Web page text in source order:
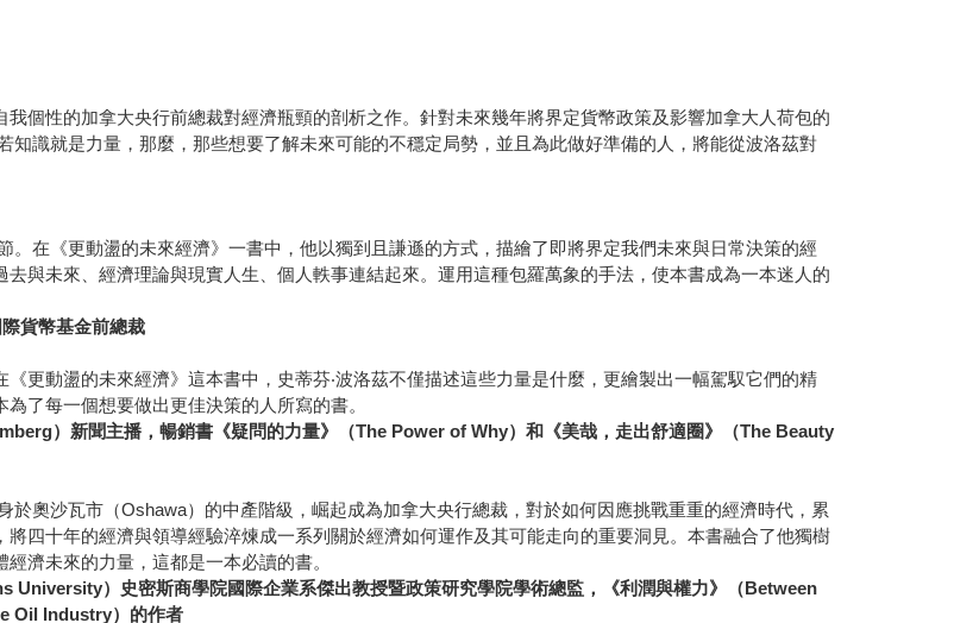
個性的加拿大央行前總裁對經濟瓶頸的剖析之作。針對未來幾年將界定貨幣政策及影響加拿大人荷包的
知識就是力量，那麼，那些想要了解未來可能的不穩定局勢，並且為此做好準備的人，將能從波洛茲對
。在《更動盪的未來經濟》一書中，他以獨到且謙遜的方式，描繪了即將界定我們未來與日常決策的經
與未來、經濟理論與現實人生、個人軼事連結起來。運用這種包羅萬象的手法，使本書成為一本迷人的
貨幣基金前總裁
更動盪的未來經濟》這本書中，史蒂芬‧波洛茲不僅描述這些力量是什麼，更繪製出一幅駕馭它們的精
了每一個想要做出更佳決策的人所寫的書。
）新聞主播，暢銷書《疑問的力量》（The Power of Why）和《美哉，走出舒適圈》（The Beauty
於奧沙瓦市（Oshawa）的中產階級，崛起成為加拿大央行總裁，對於如何因應挑戰重重的經濟時代，累
四十年的經濟與領導經驗淬煉成一系列關於經濟如何運作及其可能走向的重要洞見。本書融合了他獨樹
濟未來的力量，這都是一本必讀的書。
University）史密斯商學院國際企業系傑出教授暨政策研究學院學術總監，《利潤與權力》（Between
Oil Industry）的作者